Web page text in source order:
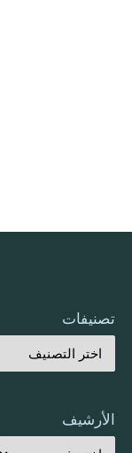
تصنيفات
الأرشيف